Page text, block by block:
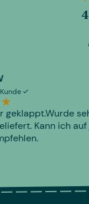
geklappt.Wurde
Kann ich